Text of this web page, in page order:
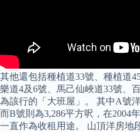
其他還包括種植道33號、種植道
樂道4及6號、馬己仙峽道33號、
為該行的「大班屋」。 其中A號
而B號則為3,286平方呎，在2004
一直作為收租用途。 山頂洋房地